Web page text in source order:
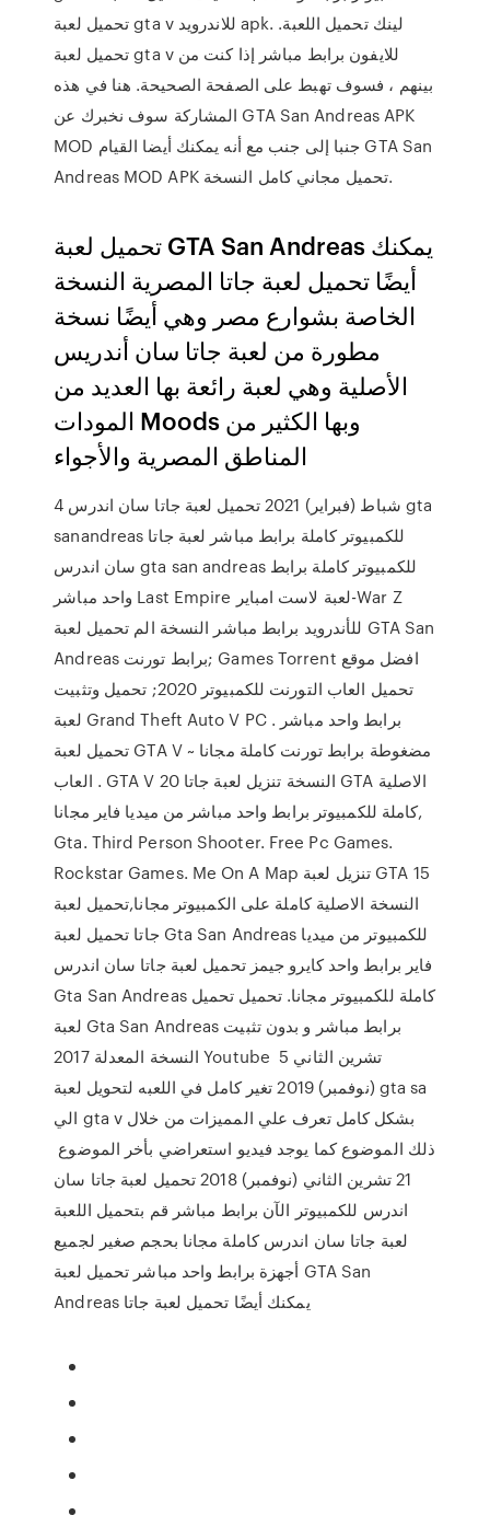
تحميل لعبة gta v للاندرويد apk. لينك تحميل اللعبة.
تحميل لعبة gta v للايفون برابط مباشر إذا كنت من
بينهم ، فسوف تهبط على الصفحة الصحيحة. هنا في هذه
المشاركة سوف نخبرك عن GTA San Andreas APK
MOD جنبا إلى جنب مع أنه يمكنك أيضا القيام GTA San
Andreas MOD APK تحميل مجاني كامل النسخة.
تحميل لعبة GTA San Andreas يمكنك
أيضًا تحميل لعبة جاتا المصرية النسخة
الخاصة بشوارع مصر وهي أيضًا نسخة
مطورة من لعبة جاتا سان أندريس
الأصلية وهي لعبة رائعة بها العديد من
المودات Moods وبها الكثير من
المناطق المصرية والأجواء
4 شباط (فبراير) 2021 تحميل لعبة جاتا سان اندرس gta
sanandreas للكمبيوتر كاملة برابط مباشر لعبة جاتا
سان اندرس gta san andreas للكمبيوتر كاملة برابط
واحد مباشر Last Empire لعبة لاست امباير-War Z
للأندرويد برابط مباشر النسخة الم تحميل لعبة GTA San
Andreas برابط تورنت; Games Torrent افضل موقع
تحميل العاب التورنت للكمبيوتر 2020; تحميل وتثبيت
لعبة Grand Theft Auto V PC برابط واحد مباشر .
تحميل لعبة GTA V مضغوطة برابط تورنت كاملة مجانا ~
العاب . GTA V النسخة تنزيل لعبة جاتا 20 GTA الاصلية
كاملة للكمبيوتر برابط واحد مباشر من ميديا فاير مجانا,
Gta. Third Person Shooter. Free Pc Games.
Rockstar Games. Me On A Map تنزيل لعبة GTA 15
النسخة الاصلية كاملة على الكمبيوتر مجانا,تحميل لعبة
جاتا تحميل لعبة Gta San Andreas للكمبيوتر من ميديا
فاير برابط واحد كايرو جيمز تحميل لعبة جاتا سان اندرس
Gta San Andreas كاملة للكمبيوتر مجانا. تحميل تحميل
لعبة Gta San Andreas برابط مباشر و بدون تثبيت
النسخة المعدلة 2017 Youtube 5 تشرين الثاني
(نوفمبر) 2019 تغير كامل في اللعبه لتحويل لعبة gta sa
الي gta v بشكل كامل تعرف علي المميزات من خلال
ذلك الموضوع كما يوجد فيديو استعراضي بأخر الموضوع
21 تشرين الثاني (نوفمبر) 2018 تحميل لعبة جاتا سان
اندرس للكمبيوتر الآن برابط مباشر قم بتحميل اللعبة
لعبة جاتا سان اندرس كاملة مجانا بحجم صغير لجميع
أجهزة برابط واحد مباشر تحميل لعبة GTA San
Andreas يمكنك أيضًا تحميل لعبة جاتا